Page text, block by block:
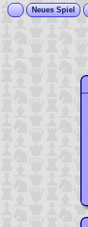
Neues Spiel